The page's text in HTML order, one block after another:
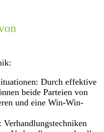
Durch effektive
beide Parteien von
und eine Win-Win-